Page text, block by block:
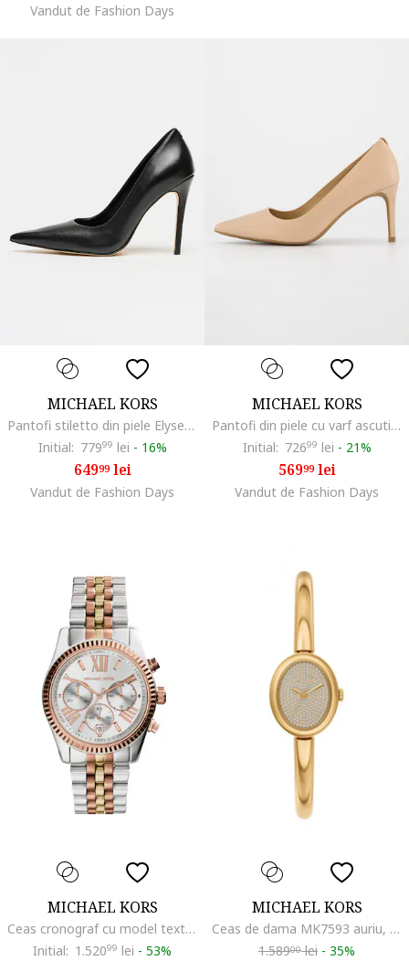
Vandut de Fashion Days
MICHAEL KORS
Pantofi stiletto din piele Elyse, Negru
Initial: 77999 lei - 16%
64999lei
Vandut de Fashion Days
MICHAEL KORS
Pantofi din piele cu varf ascutit Alina Flex, Bej
Initial: 72699 lei - 21%
56999lei
Vandut de Fashion Days
MICHAEL KORS
Ceas cronograf cu model texturat pe coroana, Argintiu/Maro bronz/Auriu
Initial: 1.52099 lei - 53%
MICHAEL KORS
Ceas de dama MK7593 auriu, la moda
1.58900lei - 35%